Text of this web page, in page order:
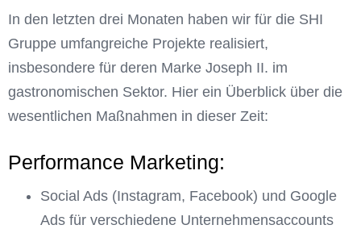
In den letzten drei Monaten haben wir für die SHI
Gruppe umfangreiche Projekte realisiert,
insbesondere für deren Marke Joseph II. im
gastronomischen Sektor. Hier ein Überblick über die
wesentlichen Maßnahmen in dieser Zeit:
Performance Marketing:
Social Ads (Instagram, Facebook) und Google
Ads für verschiedene Unternehmensaccounts